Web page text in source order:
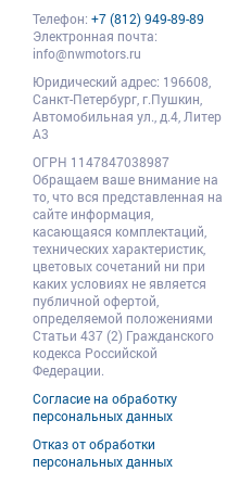
Телефон: +7 (812) 949-89-89
Электронная почта:
info@nwmotors.ru
Юридический адрес: 196608
Санкт-Петербург, г.Пушкин
Автомобильная ул., д.4, Литер
А3
ОГРН 1147847038987
Обращаем ваше внимание на
то, что вся представленная на
сайте информация,
касающаяся комплектаций,
технических характеристик,
цветовых сочетаний ни при
каких условиях не является
публичной офертой,
определяемой положениями
Статьи 437 (2) Гражданского
кодекса Российской
Федерации.
Согласие на обработку
персональных данных
Отказ от обработки
персональных данных